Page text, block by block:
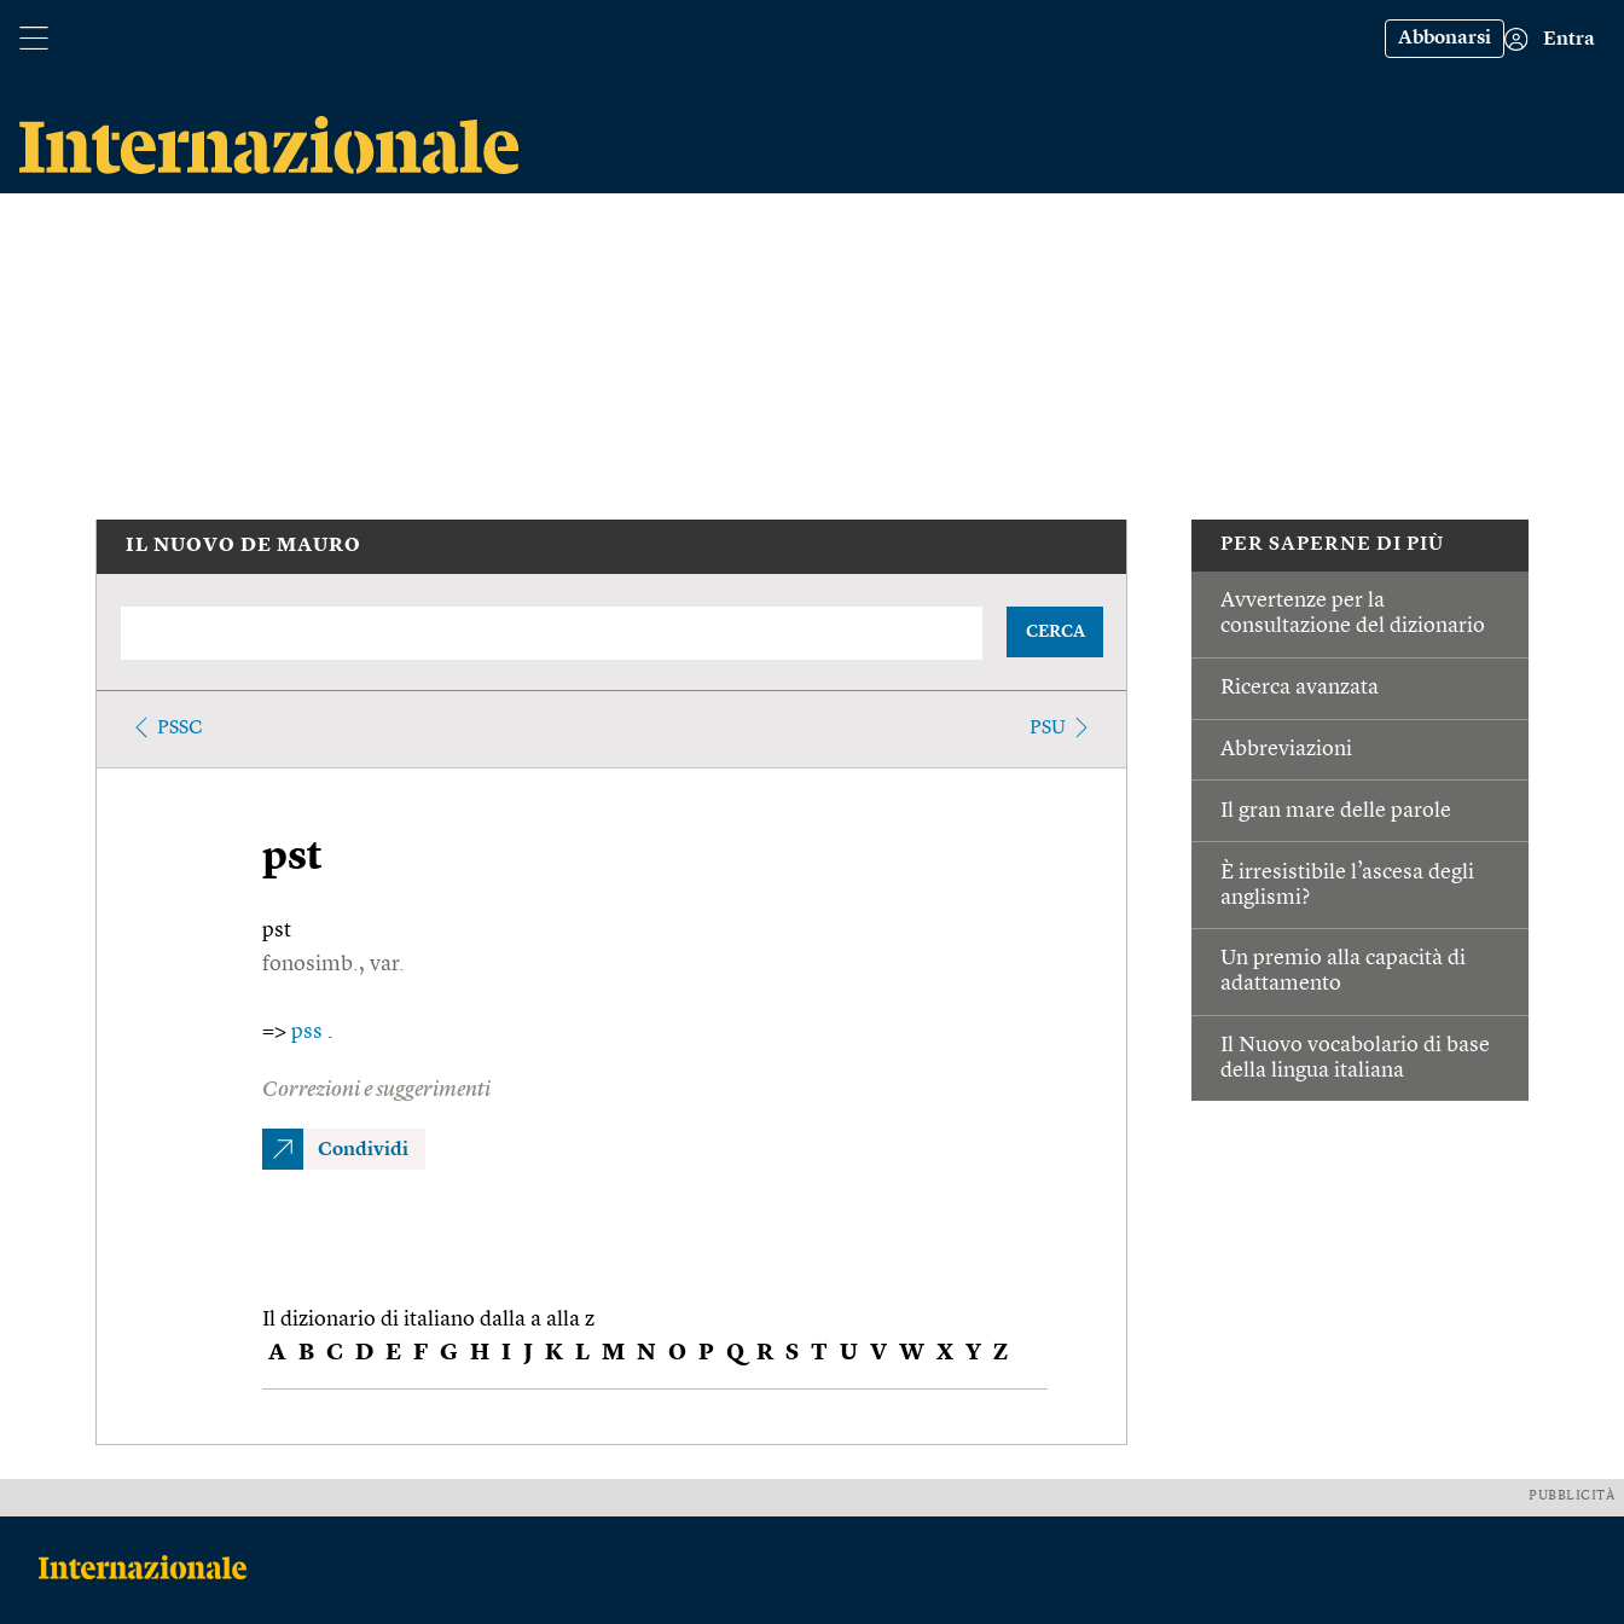
Abbonarsi Entra
PER SAPERNE DI PIÙ
Avvertenze per la
consultazione del dizionario
Ricerca avanzata
Abbreviazioni
Il gran mare delle parole
È irresistibile l’ascesa degli
anglismi?
Un premio alla capacità di
adattamento
Il Nuovo vocabolario di base
della lingua italiana
IL NUOVO DE MAURO
CERCA
PSSC PSU
pst
pst
fonosimb., var.
=> pss .
Correzioni e suggerimenti
Condividi
Il dizionario di italiano dalla a alla z
A B C D E F G H I J K L M N O P Q R S T U V W X Y Z
PUBBLICITÀ